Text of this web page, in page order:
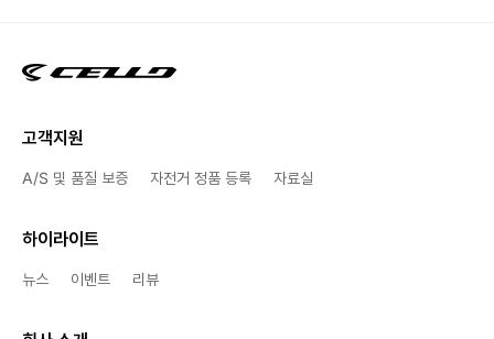
고객지원
A/S 및 품질 보증 자전거 정품 등록 자료실
하이라이트
뉴스 이벤트 리뷰